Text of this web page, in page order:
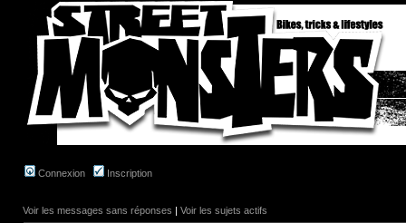
Connexion Inscription
Voir les messages sans réponses | Voir les sujets actifs